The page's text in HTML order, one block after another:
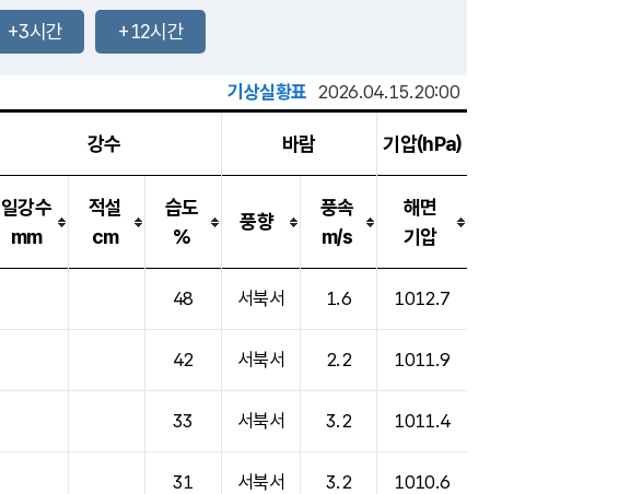
-mm
35.1℃
1.6m/s
-mm
+3시간 +12시간
기상실황표 2026.04.15.20:00
강수 바람 기압(hPa)
일강수
mm
적설
cm
습도
%
풍향
풍속
m/s
해면
기압
48 서북서 1.6 1012.7
42 서북서 2.2 1011.9
33 서북서 3.2 1011.4
31 서북서 3.2 1010.6